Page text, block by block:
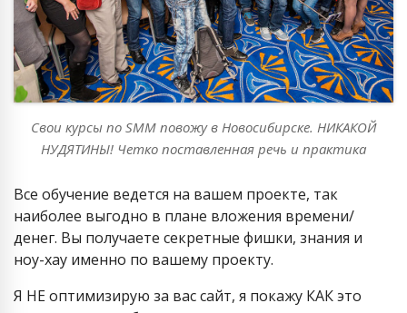
Свои курсы по SMM повожу в Новосибирске. НИКАКОЙ
НУДЯТИНЫ! Четко поставленная речь и практика
Все обучение ведется на вашем проекте, так
наиболее выгодно в плане вложения времени/
денег. Вы получаете секретные фишки, знания и
ноу-хау именно по вашему проекту.
Я НЕ оптимизирую за вас сайт, я покажу КАК это